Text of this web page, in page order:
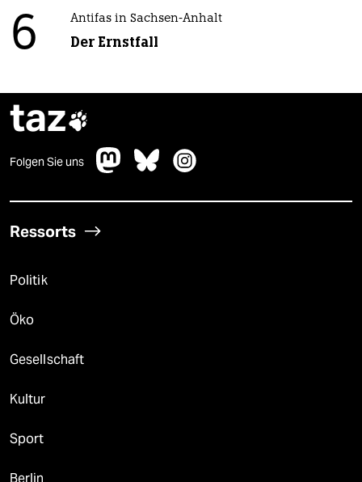
6 Antifas in Sachsen-Anhalt
Der Ernstfall
taz
Folgen Sie uns
Ressorts
Politik
Öko
Gesellschaft
Kultur
Sport
Berlin